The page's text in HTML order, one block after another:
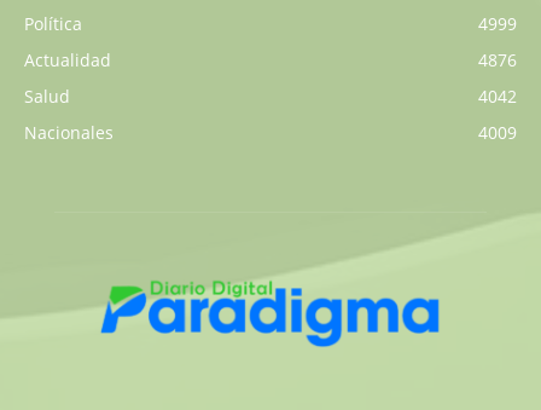
Política
4999
Actualidad
4876
Salud
4042
Nacionales
4009